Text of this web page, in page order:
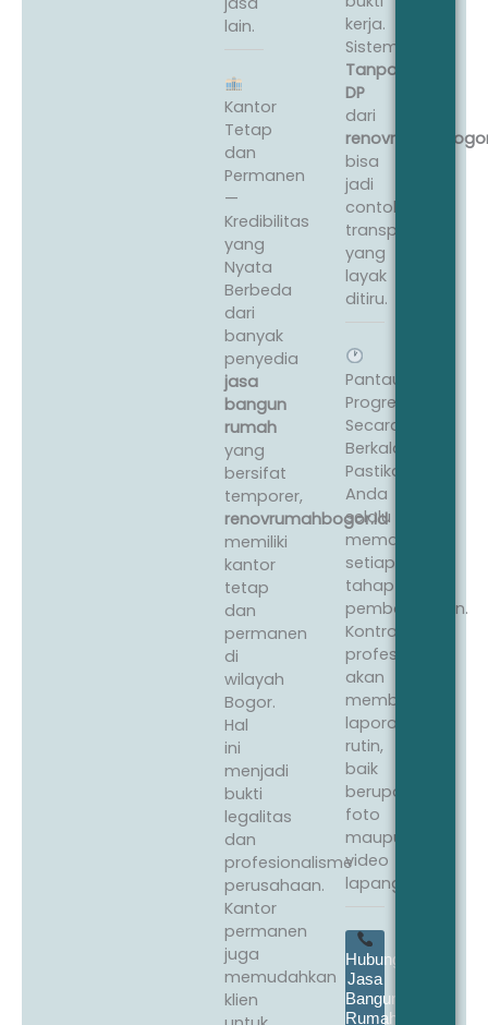
lain.
Kantor
Tetap
dan
Permanen
—
Kredibilitas
yang
Nyata
Berbeda
dari
banyak
penyedia
jasa
bangun
rumah
yang
bersifat
temporer,
renovrumahbogor.id
memiliki
kantor
tetap
dan
permanen
di
wilayah
Bogor.
Hal
ini
menjadi
bukti
legalitas
dan
profesionalisme
perusahaan.
Kantor
permanen
juga
memudahkan
klien
kerja.
Sistem
Tanpa
DP
dari
bisa
jadi
contoh
transparansi
yang
layak
ditiru.
Pantau
Progres
Secara
Berkala
Pastikan
Anda
selalu
memantau
setiap
tahap
pembangunan.
Kontraktor
profesional
akan
memberikan
laporan
rutin,
baik
berupa
foto
maupun
video
lapangan.
Hubungi
Jasa
Bangun
Rumah